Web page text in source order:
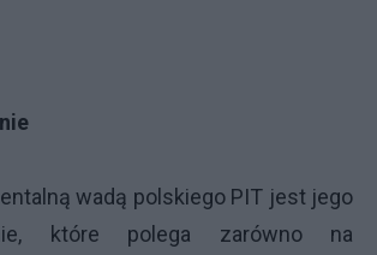
wadą polskiego PIT jest jego
które polega zarówno na